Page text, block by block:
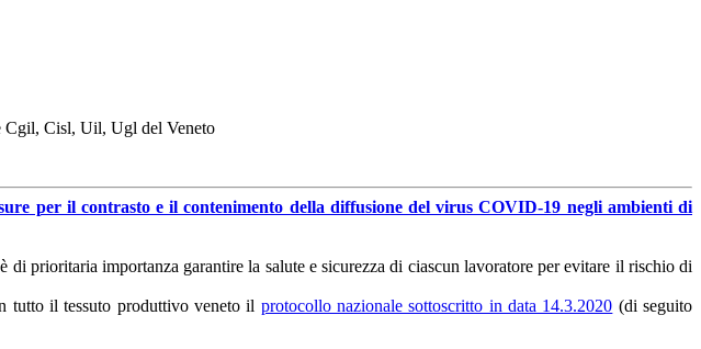
Cgil, Cisl, Uil, Ugl del Veneto
per il contrasto e il contenimento della diffusione del virus COVID-19 negli ambienti di
prioritaria importanza garantire la salute e sicurezza di ciascun lavoratore per evitare il rischio di
tutto il tessuto produttivo veneto il protocollo nazionale sottoscritto in data 14.3.2020 (di seguito